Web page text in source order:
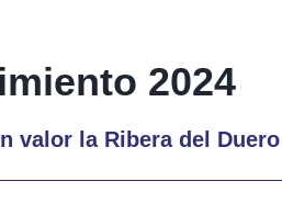
2024
valor la Ribera del Duero